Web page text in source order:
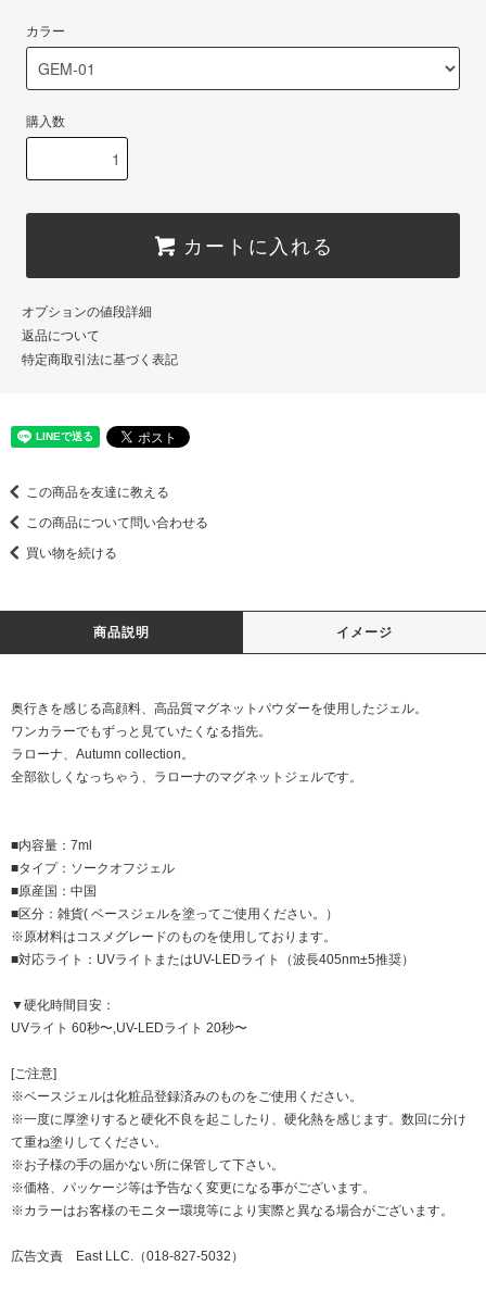
カラー
購入数
カートに入れる
オプションの値段詳細
返品について
特定商取引法に基づく表記
この商品を友達に教える
この商品について問い合わせる
買い物を続ける
商品説明 イメージ
奥行きを感じる高顔料、高品質マグネットパウダーを使用したジェル。
ワンカラーでもずっと見ていたくなる指先。
ラローナ、Autumn collection。
全部欲しくなっちゃう、ラローナのマグネットジェルです。
■内容量：7ml
■タイプ：ソークオフジェル
■原産国：中国
■区分：雑貨( ベースジェルを塗ってご使用ください。）
※原材料はコスメグレードのものを使用しております。
■対応ライト：UVライトまたはUV-LEDライト（波長405nm±5推奨）
▼硬化時間目安：
UVライト 60秒〜,UV-LEDライト 20秒〜
[ご注意]
※ベースジェルは化粧品登録済みのものをご使用ください。
※一度に厚塗りすると硬化不良を起こしたり、硬化熱を感じます。数回に分け
て重ね塗りしてください。
※お子様の手の届かない所に保管して下さい。
※価格、パッケージ等は予告なく変更になる事がございます。
※カラーはお客様のモニター環境等により実際と異なる場合がございます。
広告文責 East LLC.（018-827-5032）